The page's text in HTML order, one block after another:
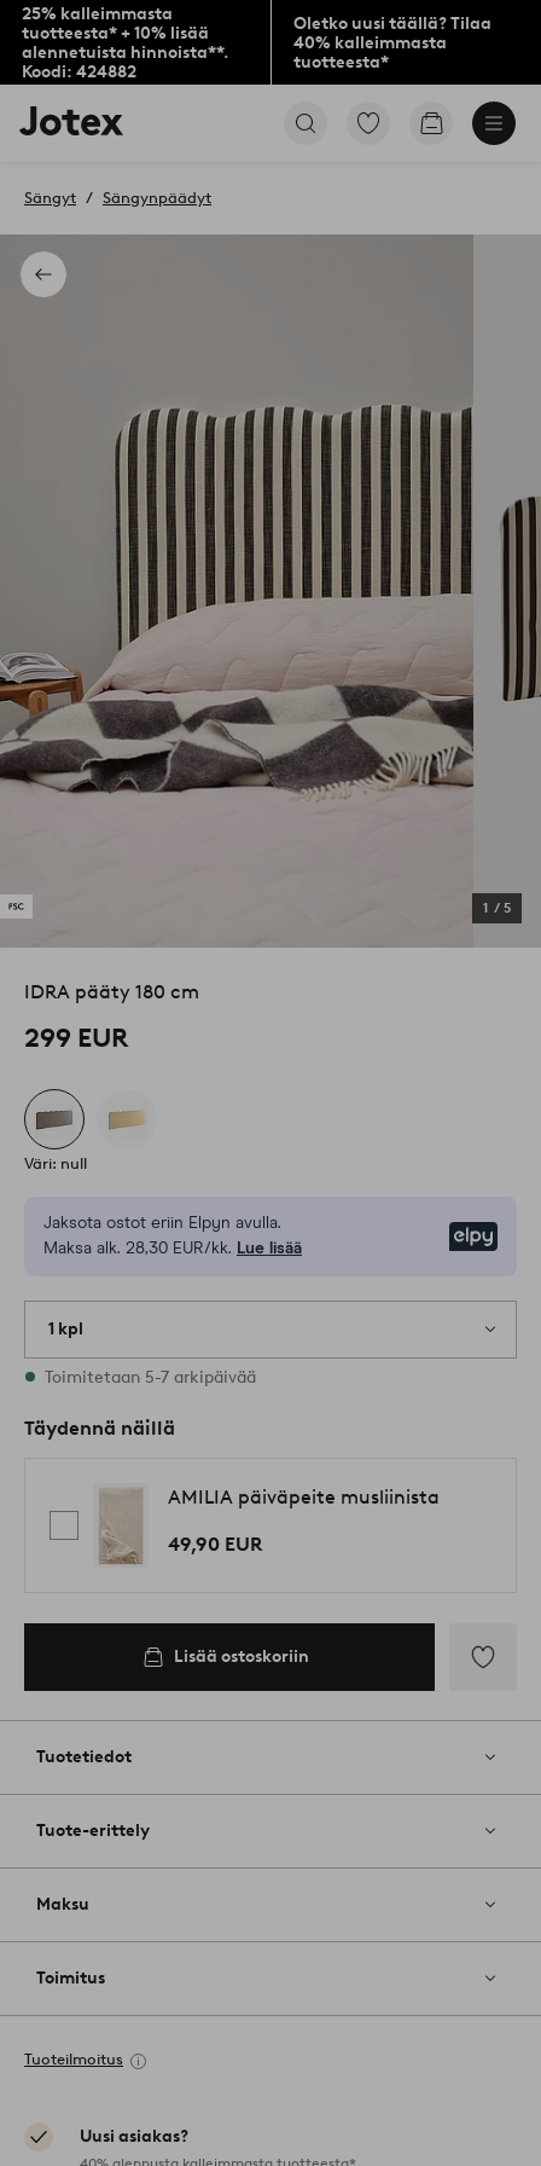
25% kalleimmasta
tuotteesta* + 10% lisää
alennetuista hinnoista**.
Koodi: 424882
Oletko uusi täällä? Tilaa
40% kalleimmasta
tuotteesta*
Jotex-
logo
aloitussivulle
Siirry
Siirry
Takaisin
Sängyt Sängynpäädyt
1 / 5
IDRA pääty 180 cm
299 EUR
Väri: null
Jaksota ostot eriin Elpyn avulla.
Maksa alk. 28,30 EUR/kk. Lue lisää
1 kpl
Varastossa
Toimitetaan 5-7 arkipäivää
Täydennä näillä
AMILIA päiväpeite musliinista
49,90 EUR
Lisää ostoskoriin
Tuotetiedot
Tuote-erittely
Maksu
Toimitus
Tuoteilmoitus
Uusi asiakas?